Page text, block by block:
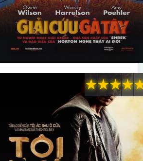
★
★
★
★